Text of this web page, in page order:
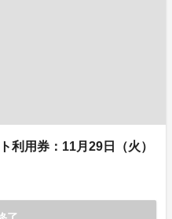
利用券：11月29日（火）